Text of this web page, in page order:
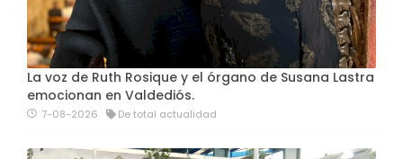
La voz de Ruth Rosique y el órgano de Susana Lastra
emocionan en Valdediós.
7-08-2026 De total actualidad